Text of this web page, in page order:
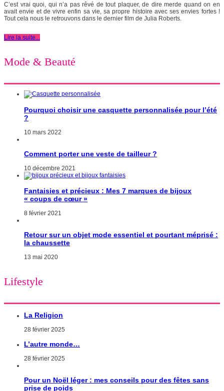
C’est vrai quoi, qui n’a pas rêvé de tout plaquer, de dire merde quand on en
avait envie et de vivre enfin sa vie, sa propre histoire avec ses envies fortes !
Tout cela nous le retrouvons dans le dernier film de Julia Roberts.
Lire la suite...
Mode & Beauté
Pourquoi choisir une casquette personnalisée pour l’été
?
10 mars 2022
Comment porter une veste de tailleur ?
10 décembre 2021
Fantaisies et précieux : Mes 7 marques de bijoux
« coups de cœur »
8 février 2021
Retour sur un objet mode essentiel et pourtant méprisé :
la chaussette
13 mai 2020
Lifestyle
La Religion
28 février 2025
L’autre monde…
28 février 2025
Pour un Noël léger : mes conseils pour des fêtes sans
prise de poids